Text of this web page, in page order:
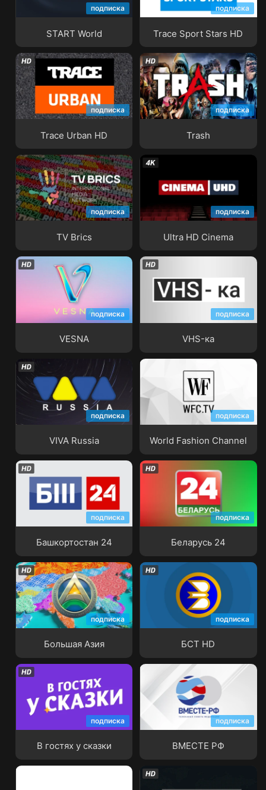
подписка
START World
подписка
Trace Sport Stars HD
Trace Sport Stars HD
подписка
Trace Urban HD
Trace Urban HD
подписка
Trash
Trash
подписка
TV Brics
TV Brics
подписка
Ultra HD Cinema
Ultra HD Cinema
подписка
VESNA
подписка
VHS-ка
подписка
VIVA Russia
VIVA Russia
подписка
World Fashion Channel
World Fashion Channel
подписка
Башкортостан 24
подписка
Беларусь 24
Беларусь 24
подписка
Большая Азия
Большая Азия
подписка
БСТ HD
подписка
В гостях у сказки
подписка
ВМЕСТЕ РФ
ВМЕСТЕ РФ